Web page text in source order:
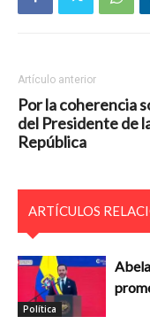
Artículo anterior
Por la coherencia
del Presidente de
República
ARTÍCULOS
Política